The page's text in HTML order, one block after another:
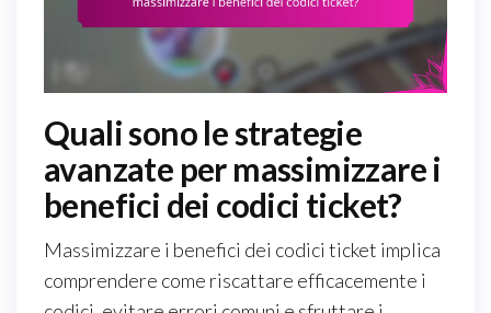
Quali sono le strategie
avanzate per massimizzare i
benefici dei codici ticket?
Massimizzare i benefici dei codici ticket implica
comprendere come riscattare efficacemente i